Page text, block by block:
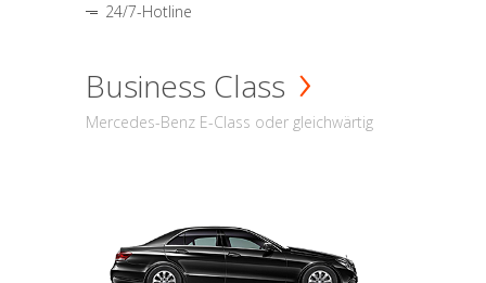
24/7-Hotline
Business Class
Mercedes-Benz E-Class oder gleichwärtig